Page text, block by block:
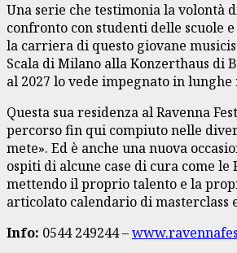
Una serie che testimonia la volontà
confronto con studenti delle scuole
la carriera di questo giovane
Scala di Milano alla Konzerthaus di
al 2027 lo vede impegnato in
Questa sua residenza al Ravenna
percorso fin qui compiuto nelle
mete». Ed è anche una nuova
ospiti di alcune case di cura come le
mettendo il proprio talento e la
articolato calendario di masterclass
Info: 0544 249244 –